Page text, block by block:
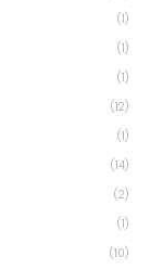
(1)
(1)
(1)
(12)
(1)
(14)
(2)
(1)
(10)